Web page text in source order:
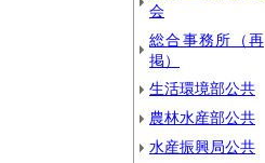
会
総合事務所（再
掲）
生活環境部公共
農林水産部公共
水産振興局公共